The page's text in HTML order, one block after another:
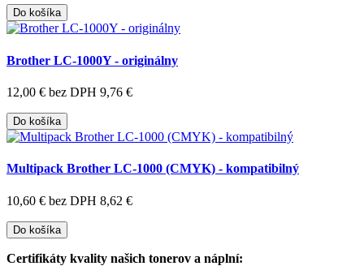
Do košíka
Brother LC-1000Y - originálny
12,00 € bez DPH 9,76 €
Do košíka
Multipack Brother LC-1000 (CMYK) - kompatibilný
10,60 € bez DPH 8,62 €
Do košíka
Certifikáty kvality našich tonerov a náplní: